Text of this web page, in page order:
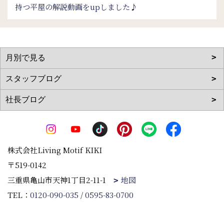
持つ平屋の解説動画をupしました♪
株式会社Living Motif KIKI
〒519-0142
三重県亀山市天神1丁目2-11-1
地図
TEL： 0120-090-035 /0595-83-0700